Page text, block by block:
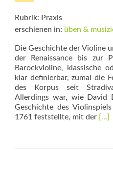
Rubrik: Praxis
erschienen in: üben &
Die Geschichte der Violine
der Renaissance bis zur
Barockvioline, klassische
klar definierbar, zumal die
des Korpus seit
Allerdings war, wie David
Geschichte des
1761 feststellte, mit der Read
[…]